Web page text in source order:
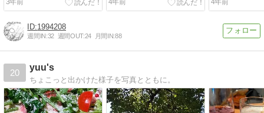
1994208
週間IN:32 週間OUT:24 月間IN:88
20
yuu's
ちょこっと出かけた様子を写真とともに。